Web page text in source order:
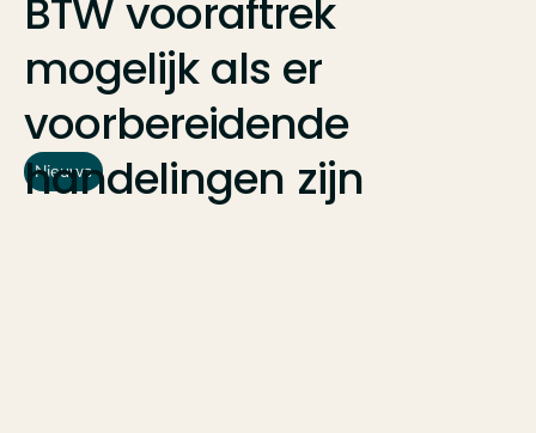
BTWvooraftrek
mogelijk als er
voorbereidende
handelingen zijn
Nieuws